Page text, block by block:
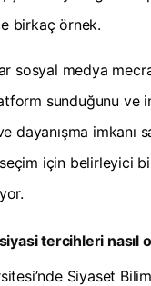
birkaç örnek.
sosyal medya
sunduğunu ve
dayanışma imkanı
için belirleyici
tercihleri nasıl
Siyaset